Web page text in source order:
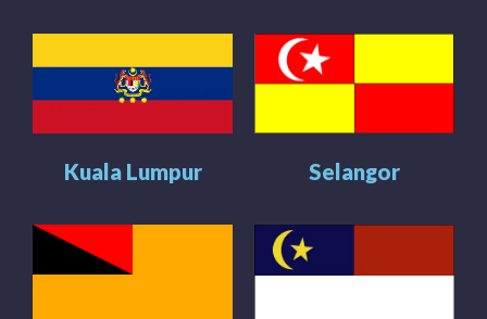
Kuala Lumpur Selangor